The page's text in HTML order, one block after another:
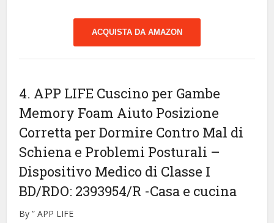
ACQUISTA DA AMAZON
4. APP LIFE Cuscino per Gambe
Memory Foam Aiuto Posizione
Corretta per Dormire Contro Mal di
Schiena e Problemi Posturali –
Dispositivo Medico di Classe I
BD/RDO: 2393954/R -Casa e cucina
By ” APP LIFE